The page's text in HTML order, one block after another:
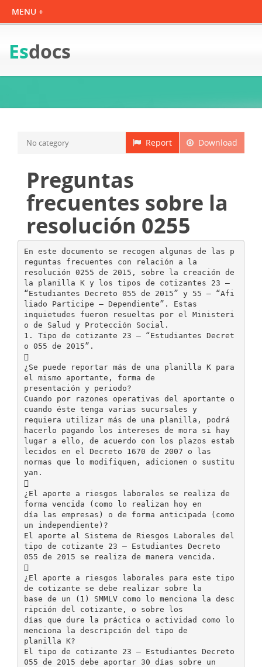
Esdocs
Download
Report
No category
Preguntas
frecuentes sobre la
resolución 0255
En este documento se recogen algunas de las p
reguntas frecuentes con relación a la
resolución 0255 de 2015, sobre la creación de
la planilla K y los tipos de cotizantes 23 –
“Estudiantes Decreto 055 de 2015” y 55 – “Afi
liado Participe – Dependiente”. Estas
inquietudes fueron resueltas por el Ministeri
o de Salud y Protección Social.
1. Tipo de cotizante 23 – “Estudiantes Decret
o 055 de 2015”.

¿Se puede reportar más de una planilla K para
el mismo aportante, forma de
presentación y periodo?
Cuando por razones operativas del aportante o
cuando éste tenga varias sucursales y
requiera utilizar más de una planilla, podrá
hacerlo pagando los intereses de mora si hay
lugar a ello, de acuerdo con los plazos estab
lecidos en el Decreto 1670 de 2007 o las
normas que lo modifiquen, adicionen o sustitu
yan.

¿El aporte a riesgos laborales se realiza de
forma vencida (como lo realizan hoy en
día las empresas) o de forma anticipada (como
un independiente)?
El aporte al Sistema de Riesgos Laborales del
tipo de cotizante 23 – Estudiantes Decreto
055 de 2015 se realiza de manera vencida.

¿El aporte a riesgos laborales para este tipo
de cotizante se debe realizar sobre la
base de un (1) SMMLV como lo menciona la desc
ripción del cotizante, o sobre los
días que dure la práctica o actividad como lo
menciona la descripción del tipo de
planilla K?
El tipo de cotizante 23 – Estudiantes Decreto
055 de 2015 debe aportar 30 días sobre un